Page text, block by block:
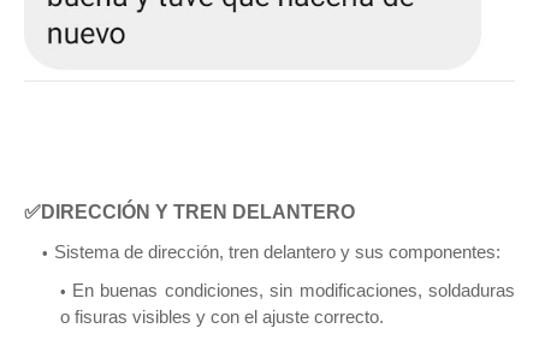
✅DIRECCIÓN Y TREN DELANTERO
Sistema de dirección, tren delantero y sus componentes:
En buenas condiciones, sin modificaciones, soldaduras
o fisuras visibles y con el ajuste correcto.